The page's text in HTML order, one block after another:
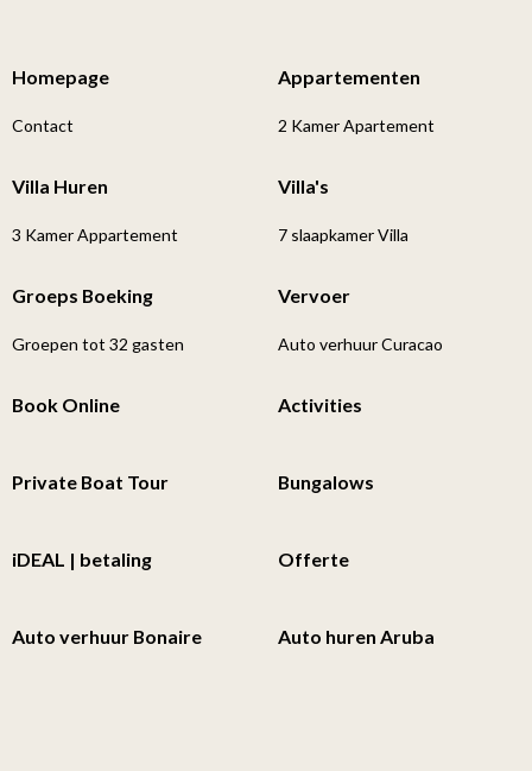
Homepage
Contact
Appartementen
2 Kamer Apartement
Villa Huren
3 Kamer Appartement
Villa's
7 slaapkamer Villa
Groeps Boeking
Groepen tot 32 gasten
Vervoer
Auto verhuur Curacao
Book Online Activities
Private Boat Tour Bungalows
iDEAL | betaling Offerte
Auto verhuur Bonaire Auto huren Aruba